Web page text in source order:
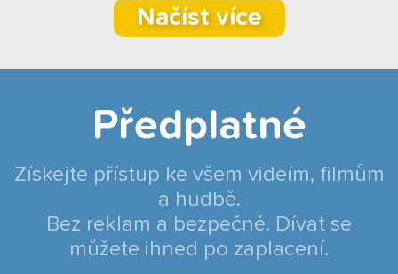
Načíst více
Předplatné
Získejte přístup ke všem videím, filmům
a hudbě.
Bez reklam a bezpečně. Dívat se
můžete ihned po zaplacení.